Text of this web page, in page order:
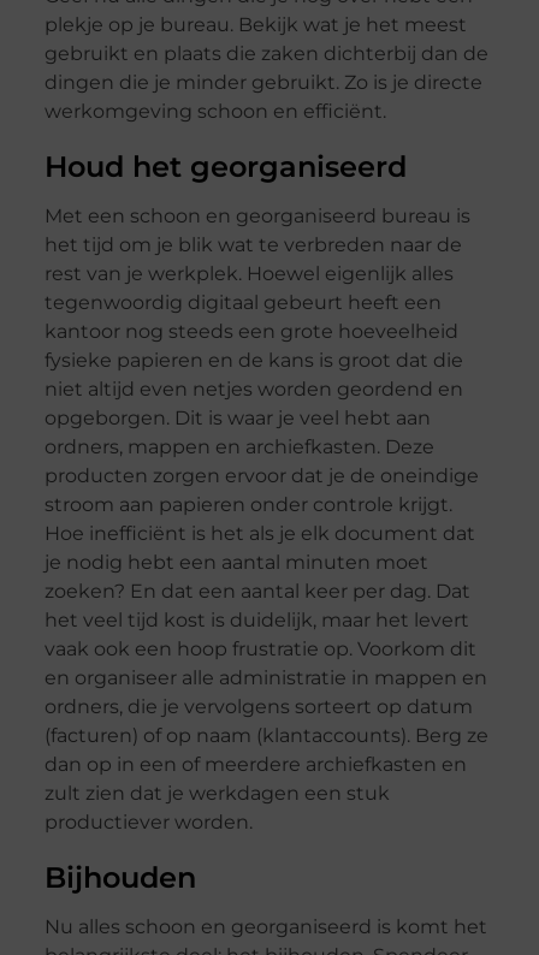
plekje op je bureau. Bekijk wat je het meest
gebruikt en plaats die zaken dichterbij dan de
dingen die je minder gebruikt. Zo is je directe
werkomgeving schoon en efficiënt.
Houd het georganiseerd
Met een schoon en georganiseerd bureau is
het tijd om je blik wat te verbreden naar de
rest van je werkplek. Hoewel eigenlijk alles
tegenwoordig digitaal gebeurt heeft een
kantoor nog steeds een grote hoeveelheid
fysieke papieren en de kans is groot dat die
niet altijd even netjes worden geordend en
opgeborgen. Dit is waar je veel hebt aan
ordners, mappen en archiefkasten. Deze
producten zorgen ervoor dat je de oneindige
stroom aan papieren onder controle krijgt.
Hoe inefficiënt is het als je elk document dat
je nodig hebt een aantal minuten moet
zoeken? En dat een aantal keer per dag. Dat
het veel tijd kost is duidelijk, maar het levert
vaak ook een hoop frustratie op. Voorkom dit
en organiseer alle administratie in mappen en
ordners, die je vervolgens sorteert op datum
(facturen) of op naam (klantaccounts). Berg ze
dan op in een of meerdere archiefkasten en
zult zien dat je werkdagen een stuk
productiever worden.
Bijhouden
Nu alles schoon en georganiseerd is komt het